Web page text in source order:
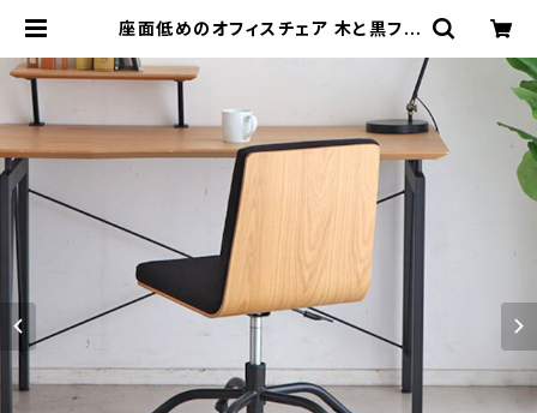
座面低めのオフィスチェア 木と黒ファ
オーク/ウォルナット材 ワークチェア
事務椅子 | カグビズ